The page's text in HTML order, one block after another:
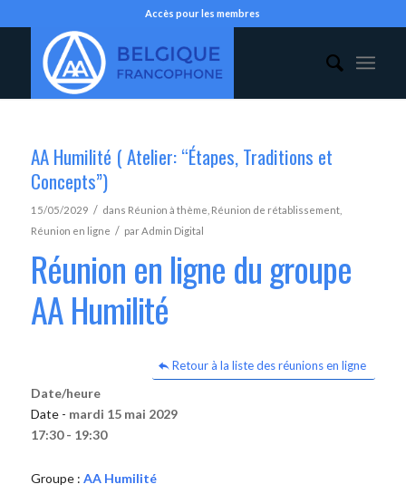
Accès pour les membres
AA Humilité ( Atelier: “Étapes, Traditions et
Concepts”)
15/05/2029 / dans Réunion à thème Réunion de rétablissement,
Réunion en ligne / parAdmin Digital
Réunion en ligne du groupe
AA Humilité
Retour à la liste des réunions en ligne
Date/heure
Date - mardi 15 mai 2029
17:30 - 19:30
Groupe : AA Humilité